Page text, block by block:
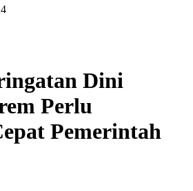
Dini
Perlu
Pemerintah